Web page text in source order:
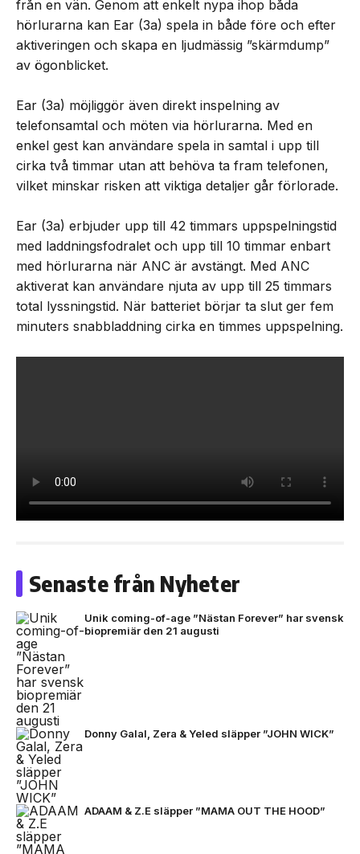
från en vän. Genom att enkelt nypa ihop båda
hörlurarna kan Ear (3a) spela in både före och efter
aktiveringen och skapa en ljudmässig ”skärmdump”
av ögonblicket.
Ear (3a) möjliggör även direkt inspelning av
telefonsamtal och möten via hörlurarna. Med en
enkel gest kan användare spela in samtal i upp till
cirka två timmar utan att behöva ta fram telefonen,
vilket minskar risken att viktiga detaljer går förlorade.
Ear (3a) erbjuder upp till 42 timmars uppspelningstid
med laddningsfodralet och upp till 10 timmar enbart
med hörlurarna när ANC är avstängt. Med ANC
aktiverat kan användare njuta av upp till 25 timmars
total lyssningstid. När batteriet börjar ta slut ger fem
minuters snabbladdning cirka en timmes uppspelning.
Senaste från Nyheter
Unik coming-of-age ”Nästan Forever” har svensk
biopremiär den 21 augusti
Donny Galal, Zera & Yeled släpper ”JOHN WICK”
ADAAM & Z.E släpper ”MAMA OUT THE HOOD”